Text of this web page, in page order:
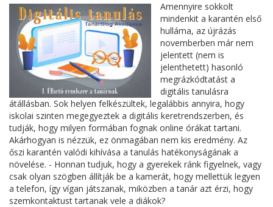
Amennyire sokkolt
mindenkit a karantén első
hulláma, az újrázás
novemberben már nem
jelentett (nem is
jelenthetett) hasonló
megrázkódtatást a
digitális tanulásra
átállásban. Sok helyen felkészültek, legalábbis annyira, hogy
iskolai szinten megegyeztek a digitális keretrendszerben, és
tudják, hogy milyen formában fognak online órákat tartani.
Akárhogyan is nézzük, ez önmagában nem kis eredmény. Az
őszi karantén valódi kihívása a tanulás hatékonyságának a
növelése. - Honnan tudjuk, hogy a gyerekek ránk figyelnek, vagy
csak olyan szögben állítják be a kamerát, hogy mellettük legyen
a telefon, így vígan játszanak, miközben a tanár azt érzi, hogy
szemkontaktust tartanak vele a diákok?